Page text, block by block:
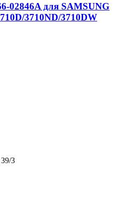
02846A для SAMSUNG
3710ND/3710DW
3